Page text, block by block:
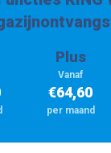
Plus
Vanaf
€64,60
per maand